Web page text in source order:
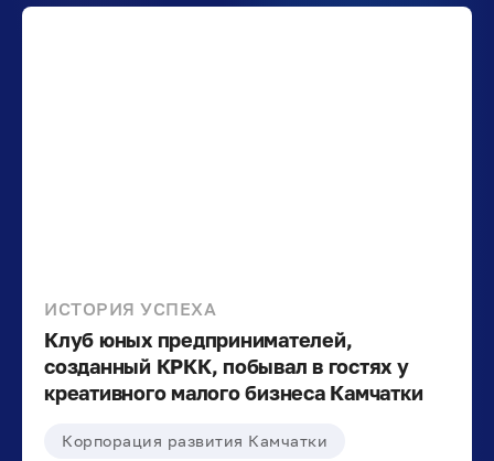
ИСТОРИЯ УСПЕХА
Клуб юных предпринимателей,
созданный КРКК, побывал в гостях у
креативного малого бизнеса Камчатки
Корпорация развития Камчатки